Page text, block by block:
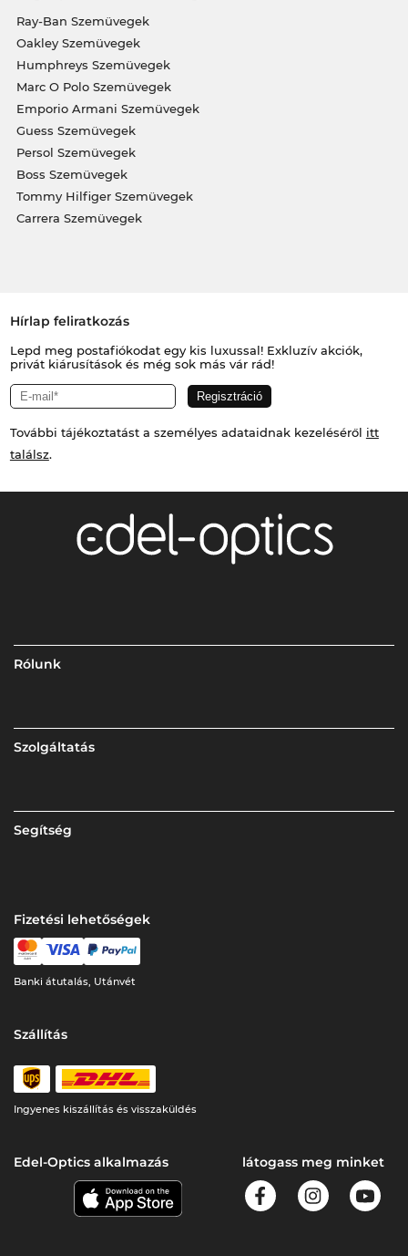
Ray-Ban Szemüvegek
Oakley Szemüvegek
Humphreys Szemüvegek
Marc O Polo Szemüvegek
Emporio Armani Szemüvegek
Guess Szemüvegek
Persol Szemüvegek
Boss Szemüvegek
Tommy Hilfiger Szemüvegek
Carrera Szemüvegek
Hírlap feliratkozás
Lepd meg postafiókodat egy kis luxussal! Exkluzív akciók,
privát kiárusítások és még sok más vár rád!
További tájékoztatást a személyes adataidnak kezeléséről itt
találsz.
Rólunk
Szolgáltatás
Segítség
Fizetési lehetőségek
Banki átutalás, Utánvét
Szállítás
Ingyenes kiszállítás és visszaküldés
Edel-Optics alkalmazás látogass meg minket